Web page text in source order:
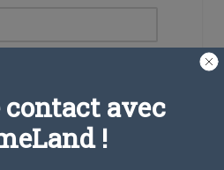
contact avec
!